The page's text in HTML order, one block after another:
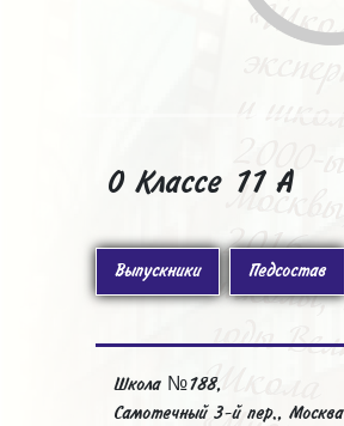
О Классе 11 А
Выпускники Педсостав
Школа №188,
Самотечный 3-й пер., Москва